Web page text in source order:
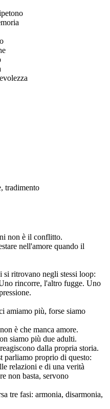
tradimento
non è il conflitto.
nell'amore quando il
si ritrovano negli stessi loop:
rincorre, l'altro fugge. Uno
amiamo più, forse siamo
è che manca amore.
siamo più due adulti.
dalla propria storia.
parliamo proprio di questo:
relazioni e di una verità
non basta, servono
tre fasi: armonia, disarmonia,